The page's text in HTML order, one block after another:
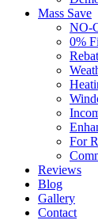
Mass Save
NO-
0%
For
Reviews
Blog
Gallery
Contact